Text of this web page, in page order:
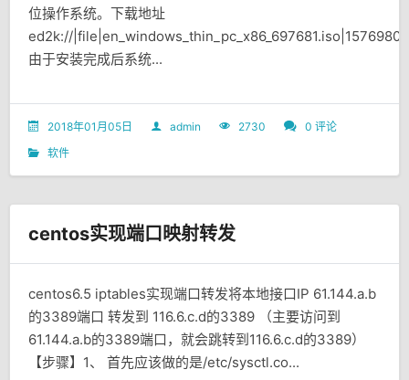
位操作系统。下载地址
ed2k://
由于安装完成后系统...
2018年01月05日 admin 2730
0 评论
软件
centos实现端口映射转发
centos6.5 iptables实现端口转发将本地接口IP 61.144.a.b
的3389端口 转发到 116.6.c.d的3389 （主要访问到
61.144.a.b的3389端口，就会跳转到116.6.c.d的3389）
【步骤】1、 首先应该做的是/etc/sysctl.co...